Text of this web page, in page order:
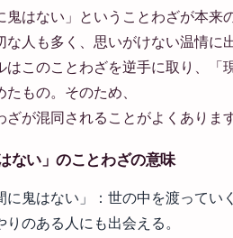
鬼はない」ということわざが本来
な人も多く、思いがけない温情
はこのことわざを逆手に取り、「
もの。そのため、
ざが混同されることがよくありま
ない」のことわざの意味
に鬼はない」：世の中を渡って
りのある人にも出会える。